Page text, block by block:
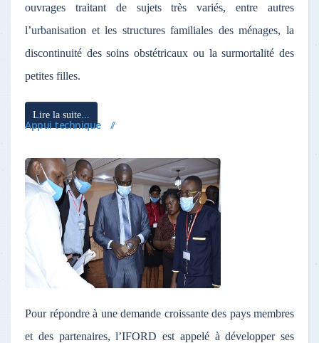
ouvrages traitant de sujets très variés, entre autres
l’urbanisation et les structures familiales des ménages, la
discontinuité des soins obstétricaux ou la surmortalité des
petites filles.
Lire la suite...
Appui technique
Pour répondre à une demande croissante des pays membres
et des partenaires, l’IFORD est appelé à développer ses